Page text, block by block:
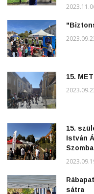
15.
15.
István
sátra